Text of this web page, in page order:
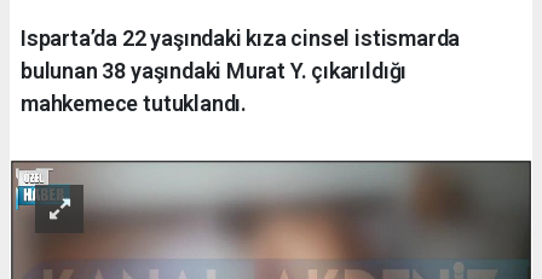
Isparta’da 22 yaşındaki kıza cinsel istismarda
bulunan 38 yaşındaki Murat Y. çıkarıldığı
mahkemece tutuklandı.